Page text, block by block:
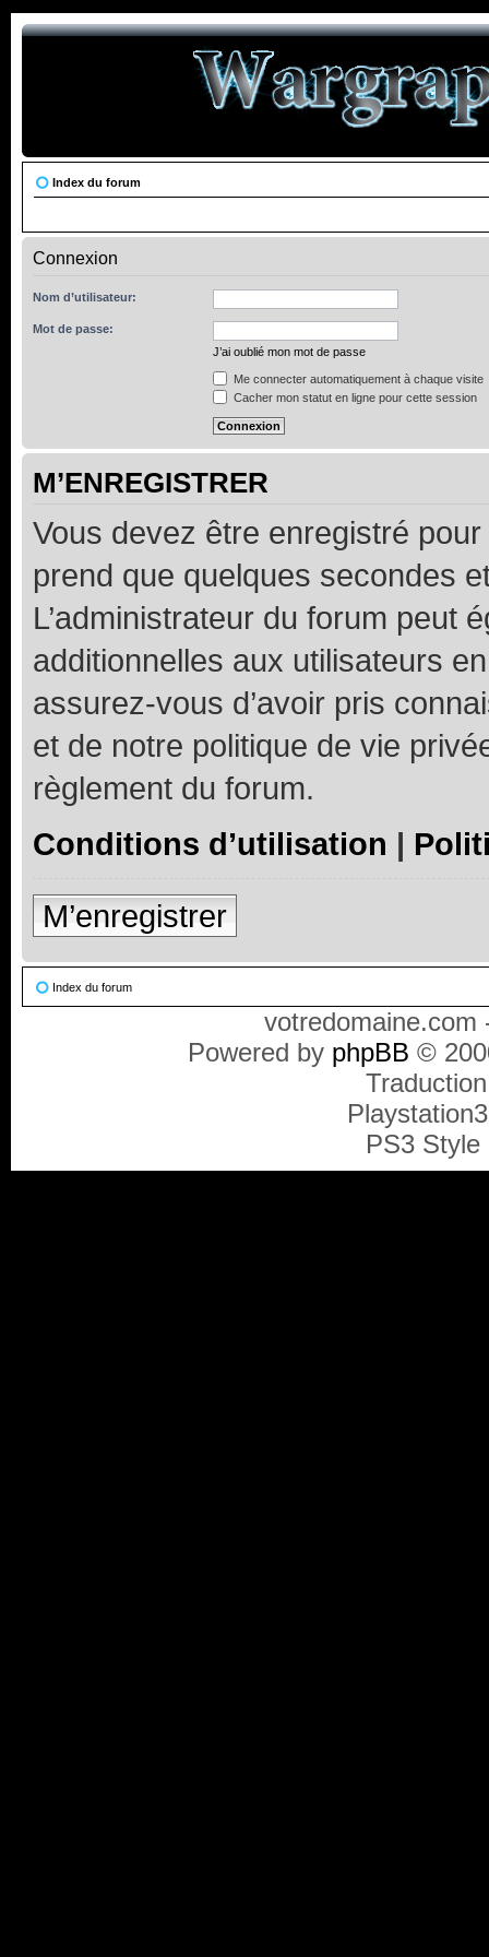
Index du forum
Connexion
Nom d’utilisateur:
Mot de passe:
J’ai oublié mon mot de passe
Me connecter automatiquement à chaque visite
Cacher mon statut en ligne pour cette session
M’ENREGISTRER
Vous devez être enregistré
prend que quelques secondes
L’administrateur du forum peut
additionnelles aux utilisateurs
assurez-vous d’avoir pris
et de notre politique de vie
règlement du forum.
Conditions d’utilisation |
M’enregistrer
Index du forum
votredomaine.com
Powered by phpBB ©
PS3